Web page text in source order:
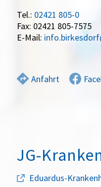
Tel.: 02421 805-0
Fax: 02421 805-7575
E-Mail:
Anfahrt
JG-
Eduardus-